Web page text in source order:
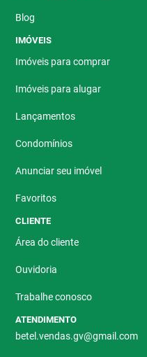
Blog
IMÓVEIS
Imóveis para comprar
Imóveis para alugar
Lançamentos
Condomínios
Anunciar seu imóvel
Favoritos
CLIENTE
Área do cliente
Ouvidoria
Trabalhe conosco
ATENDIMENTO
betel.vendas.gv@gmail.com